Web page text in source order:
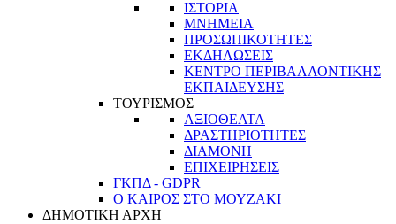
ΙΣΤΟΡΙΑ
ΜΝΗΜΕΙΑ
ΠΡΟΣΩΠΙΚΟΤΗΤΕΣ
ΕΚΔΗΛΩΣΕΙΣ
ΚΕΝΤΡΟ ΠΕΡΙΒΑΛΛΟΝΤΙΚΗΣ
ΕΚΠΑΙΔΕΥΣΗΣ
ΤΟΥΡΙΣΜΟΣ
ΑΞΙΟΘΕΑΤΑ
ΔΡΑΣΤΗΡΙΟΤΗΤΕΣ
ΔΙΑΜΟΝΗ
ΕΠΙΧΕΙΡΗΣΕΙΣ
ΓΚΠΔ - GDPR
Ο ΚΑΙΡΟΣ ΣΤΟ ΜΟΥΖΑΚΙ
ΔΗΜΟΤΙΚΗ ΑΡΧΗ